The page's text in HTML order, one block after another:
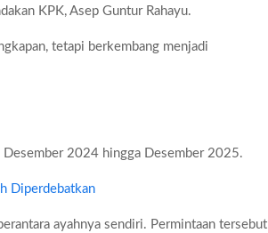
KPK, Asep Guntur Rahayu.
tetapi berkembang menjadi
Desember 2024 hingga Desember 2025.
Diperdebatkan
ayahnya sendiri. Permintaan tersebut